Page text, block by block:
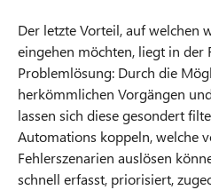
Der letzte Vorteil, auf welchen
eingehen möchten, liegt in der
Problemlösung: Durch die
herkömmlichen Vorgängen
lassen sich diese gesondert
Automations koppeln, welche
Fehlerszenarien auslösen
schnell erfasst, priorisiert,